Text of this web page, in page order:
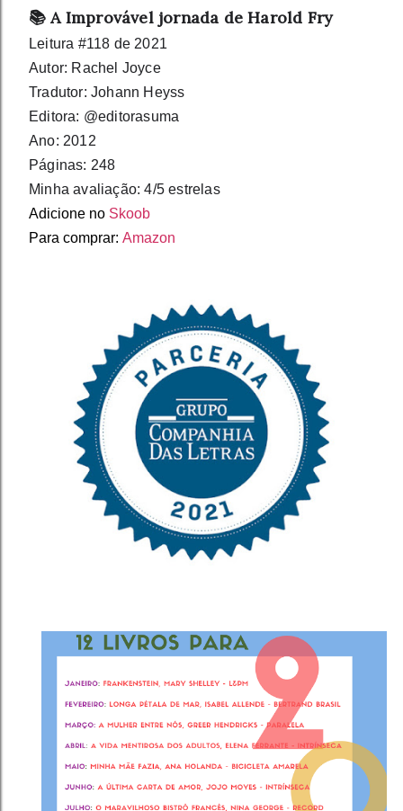
📚 A Improvável jornada de Harold Fry
Leitura #118 de 2021⁣⁣⁣⁣⁣⁣⁣⁣⁣⁣⁣
Autor: Rachel Joyce
Tradutor: Johann Heyss
Editora: @editorasuma
Ano: 2012⁣⁣⁣
Páginas: 248
Minha avaliação: 4/5 estrelas⁣
Adicione no Skoob
Para comprar: Amazon